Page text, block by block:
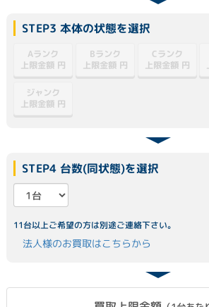
STEP3 本体の状態を選択
Aランク
上限金額 円
Bランク
上限金額 円
Cランク
上限金額 円
ジャンク
上限金額 円
STEP4 台数(同状態)を選択
11台以上ご希望の方は別途ご連絡下さい。
法人様のお買取はこちらから